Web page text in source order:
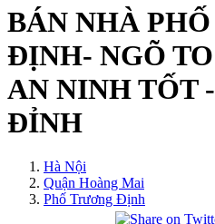
BÁN NHÀ
ĐỊNH- NGÕ
AN NINH TỐT
ĐỈNH
Hà Nội
Quận Hoàng Mai
Phố Trương Định